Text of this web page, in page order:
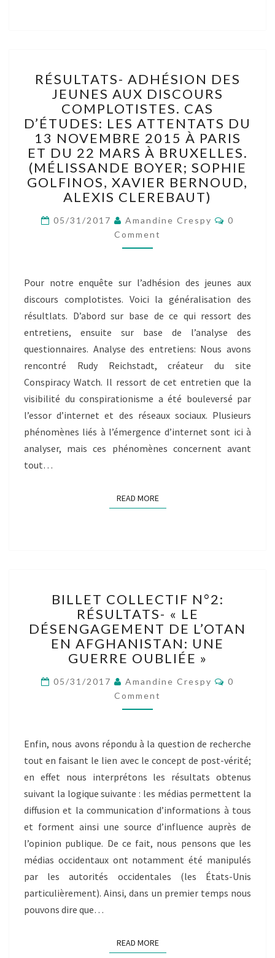
ADHÉSION
DES
JEUNES
AUX
DISCOURS
COMPLOTISTES.
CAS
D’ÉTUDES:
LES
ATTENTATS
NOVEMBRE
PARIS
ET
22
MARS
À
BRUXELLES.
(MÉLISSANDE
SOPHIE
GOLFINOS,
XAVIER
BERNOUD,
RÉSULTATS- ADHÉSION DES
JEUNES AUX DISCOURS
COMPLOTISTES. CAS
D’ÉTUDES: LES ATTENTATS DU
13 NOVEMBRE 2015 À PARIS
ET DU 22 MARS À BRUXELLES.
(MÉLISSANDE BOYER; SOPHIE
GOLFINOS, XAVIER BERNOUD,
ALEXIS CLEREBAUT)
05/31/2017 Amandine Crespy
0
Comment
Pour notre enquête sur l’adhésion des jeunes aux
discours complotistes. Voici la généralisation des
résultlats. D’abord sur base de ce qui ressort des
entretiens, ensuite sur base de l’analyse des
questionnaires. Analyse des entretiens: Nous avons
rencontré Rudy Reichstadt, créateur du site
Conspiracy Watch. Il ressort de cet entretien que la
visibilité du conspirationisme a été bouleversé par
l’essor d’internet et des réseaux sociaux. Plusieurs
phénomènes liés à l’émergence d’internet sont ici à
analyser, mais ces phénomènes concernent avant
tout…
READ MOREREAD MORE
COLLECTIF
N°2:
RÉSULTATS-
« LE
DÉSENGAGEMENT
DE
L’OTAN
EN
AFGHANISTAN:
OUBLIÉE »
BILLET COLLECTIF N°2:
RÉSULTATS- « LE
DÉSENGAGEMENT DE L’OTAN
EN AFGHANISTAN: UNE
GUERRE OUBLIÉE »
05/31/2017 Amandine Crespy
0
Comment
Enfin, nous avons répondu à la question de recherche
tout en faisant le lien avec le concept de post-vérité;
en effet nous interprétons les résultats obtenus
suivant la logique suivante : les médias permettent la
diffusion et la communication d’informations à tous
et forment ainsi une source d’influence auprès de
l’opinion publique. De ce fait, nous pensons que les
médias occidentaux ont notamment été manipulés
par les autorités occidentales (les États-Unis
particulièrement). Ainsi, dans un premier temps nous
pouvons dire que…
READ MOREREAD MORE